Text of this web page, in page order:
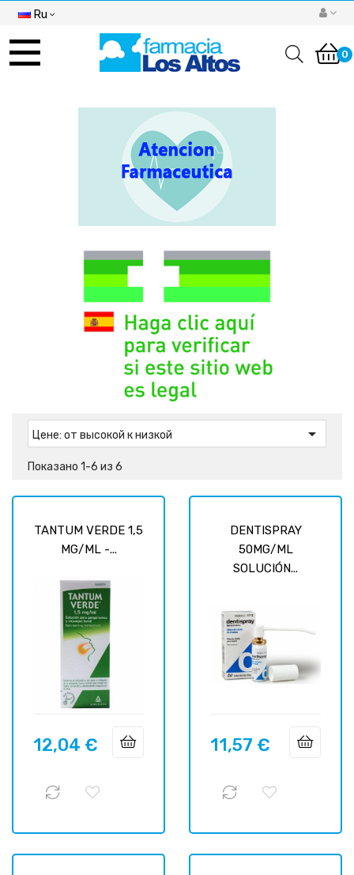
Ru
Toggle
navigation 0
Цене: от высокой к низкой 
Показано 1-6 из 6
TANTUM VERDE 1,5
MG/ML -...
Цена
12,04 €
DENTISPRAY
50MG/ML
SOLUCIÓN...
Цена
11,57 €